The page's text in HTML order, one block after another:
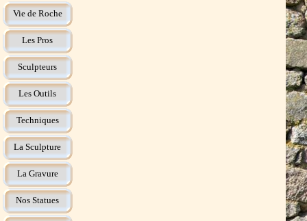
Vie de Roche
Les Pros
Sculpteurs
Les Outils
Techniques
La Sculpture
La Gravure
Nos Statues